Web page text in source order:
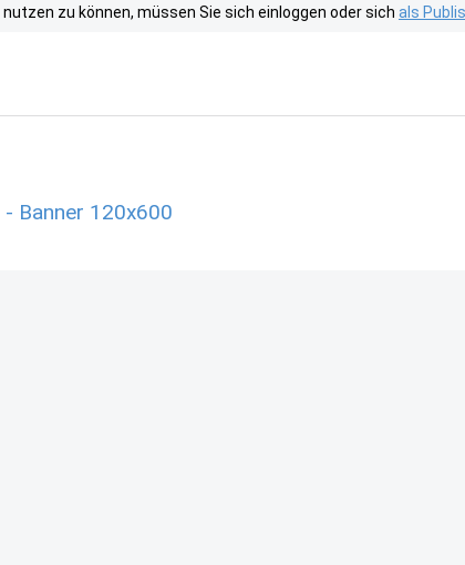
zu können, müssen Sie sich einloggen oder sich als
Banner 120x600